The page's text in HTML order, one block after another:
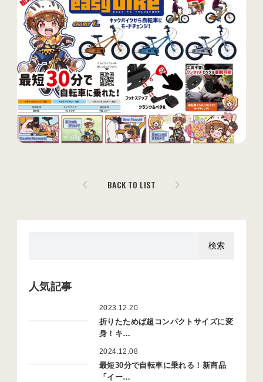
BACK TO LIST
人気記事
2023.12.20
折りたためば超コンパクトサイズに変
身！キ…
2024.12.08
最短30分で自転車に乗れる！新商品
「イー…